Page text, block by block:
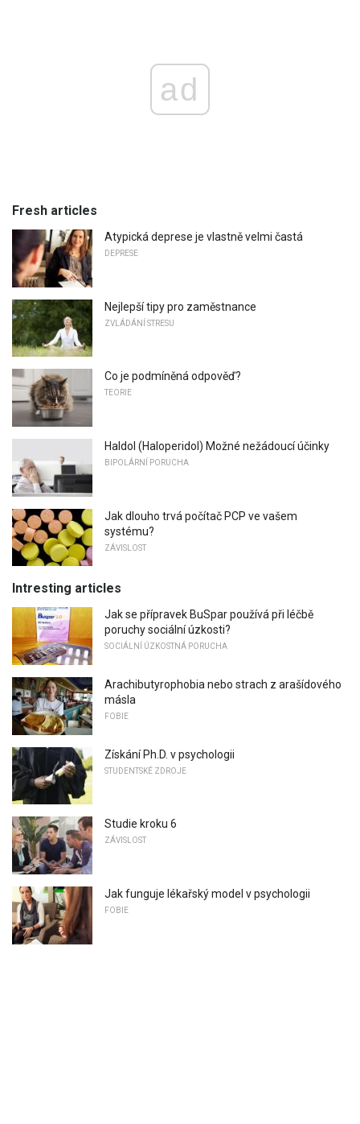
ad
Fresh articles
Atypická deprese je vlastně velmi častá
DEPRESE
Nejlepší tipy pro zaměstnance
ZVLÁDÁNÍ STRESU
Co je podmíněná odpověď?
TEORIE
Haldol (Haloperidol) Možné nežádoucí účinky
BIPOLÁRNÍ PORUCHA
Jak dlouho trvá počítač PCP ve vašem
systému?
ZÁVISLOST
Intresting articles
Jak se přípravek BuSpar používá při léčbě
poruchy sociální úzkosti?
SOCIÁLNÍ ÚZKOSTNÁ PORUCHA
Arachibutyrophobia nebo strach z arašídového
másla
FOBIE
Získání Ph.D. v psychologii
STUDENTSKÉ ZDROJE
Studie kroku 6
ZÁVISLOST
Jak funguje lékařský model v psychologii
FOBIE